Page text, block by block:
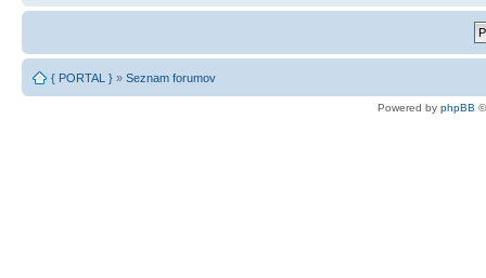
{ PORTAL } » Seznam forumov
Powered by phpBB